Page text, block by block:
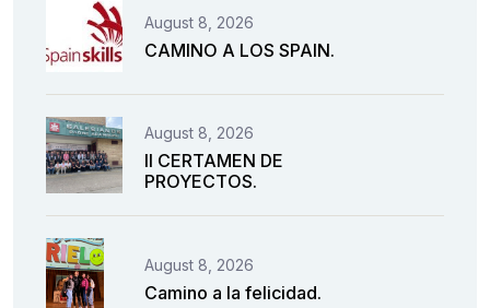
August 8, 2026
CAMINO A LOS SPAIN.
August 8, 2026
II CERTAMEN DE
PROYECTOS.
August 8, 2026
Camino a la felicidad.